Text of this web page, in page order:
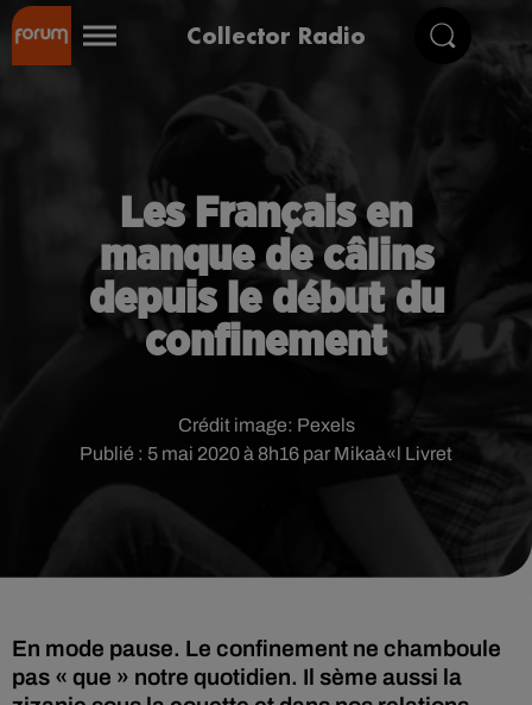
Collector Radio
Les Français en
manque de câlins
depuis le début du
confinement
Publié : 5 mai 2020 à 8h16 par Mikaà«l Livret
Crédit image: Pexels
En mode pause. Le confinement ne chamboule
pas « que » notre quotidien. Il sème aussi la